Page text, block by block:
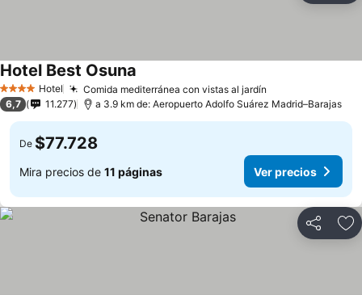
4 EstrellasHotel Comida mediterránea con vistas al jardín
Hotel Best Osuna
6,7 11.277 a 3.9 km de: Aeropuerto Adolfo Suárez Madrid–Barajas
De $77.728
Mira precios de 11 páginas Ver precios
Compartir